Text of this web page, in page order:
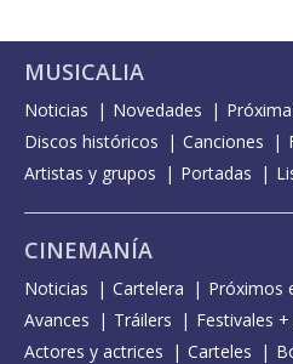
MUSICALIA
Noticias Novedades
Discos históricos
Canciones
Artistas y grupos
Portadas
CINEMANÍA
Noticias Cartelera Próximos
Avances
Tráilers
Festivales
Actores y actrices
Carteles